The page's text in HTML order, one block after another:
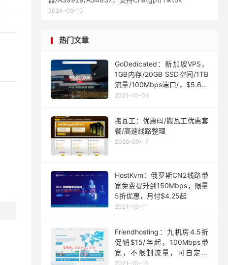
2024-09-10
热门文章
GoDedicated：新加坡VPS，
1GB内存/20GB SSD空间/1TB
流量/100Mbps端口/，$5.63/
月起
2021-10-03
搬瓦工：优惠码/搬瓦工优惠套
餐/高速线路整理
2025-09-17
HostKvm：俄罗斯CN2线路带
宽免费提升到150Mbps，限量
5折优惠，月付$4.25起
2021-10-11
Friendhosting：九机房4.5折
促销$15/年起，100Mbps带
宽，不限制流量，可自定义
ISO
2021-10-10